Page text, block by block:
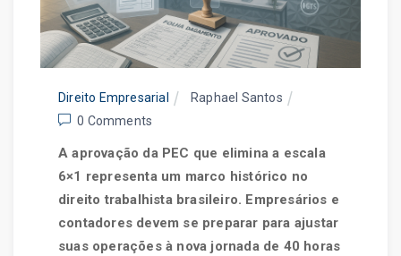
Direito Empresarial
Raphael Santos
0 Comments
A aprovação da PEC que elimina a escala
6×1 representa um marco histórico no
direito trabalhista brasileiro. Empresários e
contadores devem se preparar para ajustar
suas operações à nova jornada de 40 horas